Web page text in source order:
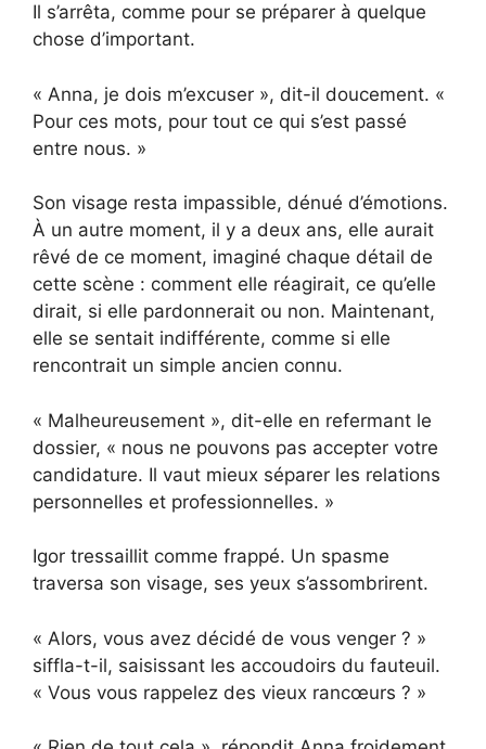
Il s’arrêta, comme pour se préparer à quelque
chose d’important.
« Anna, je dois m’excuser », dit-il doucement. «
Pour ces mots, pour tout ce qui s’est passé
entre nous. »
Son visage resta impassible, dénué d’émotions.
À un autre moment, il y a deux ans, elle aurait
rêvé de ce moment, imaginé chaque détail de
cette scène : comment elle réagirait, ce qu’elle
dirait, si elle pardonnerait ou non. Maintenant,
elle se sentait indifférente, comme si elle
rencontrait un simple ancien connu.
« Malheureusement », dit-elle en refermant le
dossier, « nous ne pouvons pas accepter votre
candidature. Il vaut mieux séparer les relations
personnelles et professionnelles. »
Igor tressaillit comme frappé. Un spasme
traversa son visage, ses yeux s’assombrirent.
« Alors, vous avez décidé de vous venger ? »
siffla-t-il, saisissant les accoudoirs du fauteuil.
« Vous vous rappelez des vieux rancœurs ? »